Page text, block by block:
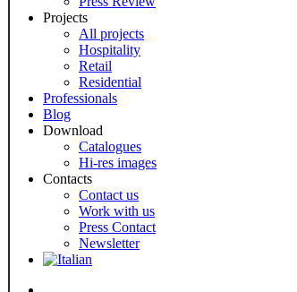
Projects
All projects
Hospitality
Retail
Residential
Professionals
Blog
Download
Catalogues
Hi-res images
Contacts
Contact us
Work with us
Press Contact
Newsletter